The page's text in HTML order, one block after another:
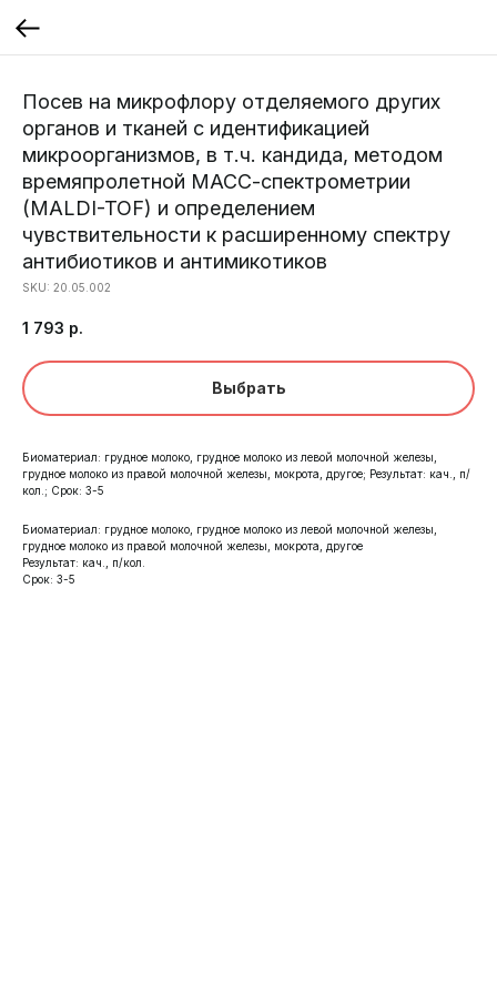
Посев на микрофлору отделяемого других
органов и тканей с идентификацией
микроорганизмов, в т.ч. кандида, методом
времяпролетной МАСС-спектрометрии
(MALDI-TOF) и определением
чувствительности к расширенному спектру
антибиотиков и антимикотиков
SKU: 20.05.002
1 793 р.
Выбрать
Биоматериал: грудное молоко, грудное молоко из левой молочной железы,
грудное молоко из правой молочной железы, мокрота, другое; Результат: кач., п/
кол.; Срок: 3-5
Биоматериал: грудное молоко, грудное молоко из левой молочной железы,
грудное молоко из правой молочной железы, мокрота, другое
Результат: кач., п/кол.
Срок: 3-5